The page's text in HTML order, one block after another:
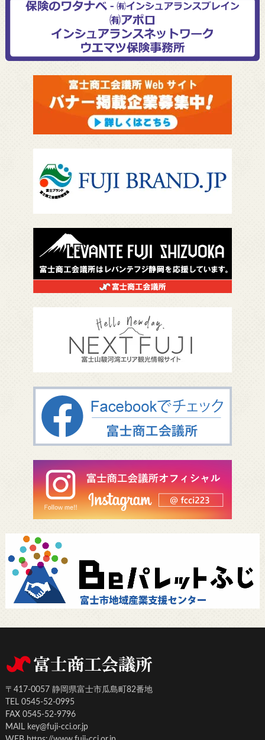
〒417-0057 静岡県富士市瓜島町82番地
TEL 0545-52-0995
FAX 0545-52-9796
MAIL key@fuji-cci.or.jp